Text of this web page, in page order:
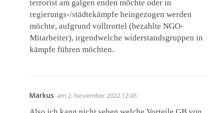
terrorist am galgen enden möchte oder in
regierungs-/städtekämpfe heingezogen werden
möchte, aufgrund volltrottel (bezahlte NGO-
Mitarbeiter), irgendwelche widerstandsgruppen in
kämpfe führen möchten.
Markus am 2. November 2022 12:45